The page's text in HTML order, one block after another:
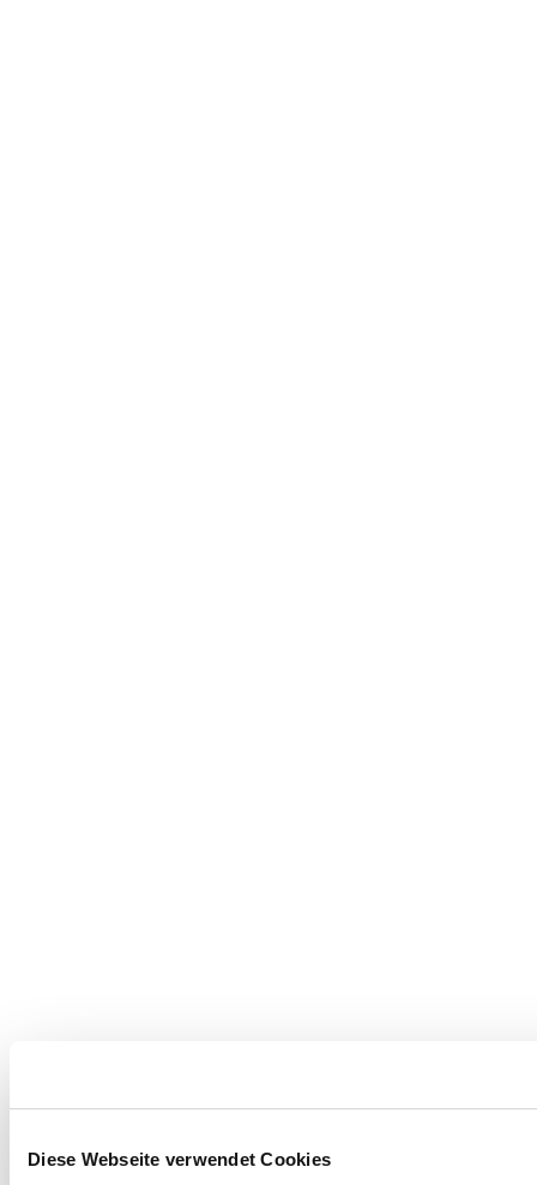
Diese Webseite verwendet Cookies